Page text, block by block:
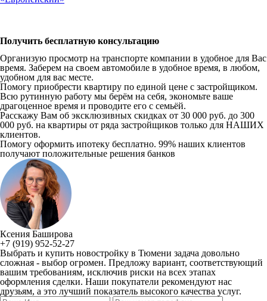
Получить бесплатную консультацию
Организую просмотр на транспорте компании в удобное для Вас
время. Заберем на своем автомобиле в удобное время, в любом,
удобном для вас месте.
Помогу приобрести квартиру по единой цене с застройщиком.
Всю рутинную работу мы берём на себя, экономьте ваше
драгоценное время и проводите его с семьёй.
Расскажу Вам об эксклюзивных скидках от 30 000 руб. до 300
000 руб. на квартиры от ряда застройщиков только для НАШИХ
клиентов.
Помогу оформить ипотеку бесплатно. 99% наших клиентов
получают положительные решения банков
Ксения Баширова
+7 (919) 952-52-27
Выбрать и купить новостройку в Тюмени задача довольно
сложная - выбор огромен. Предложу вариант, соответствующий
вашим требованиям, исключив риски на всех этапах
оформления сделки. Наши покупатели рекомендуют нас
друзьям, а это лучший показатель высокого качества услуг.